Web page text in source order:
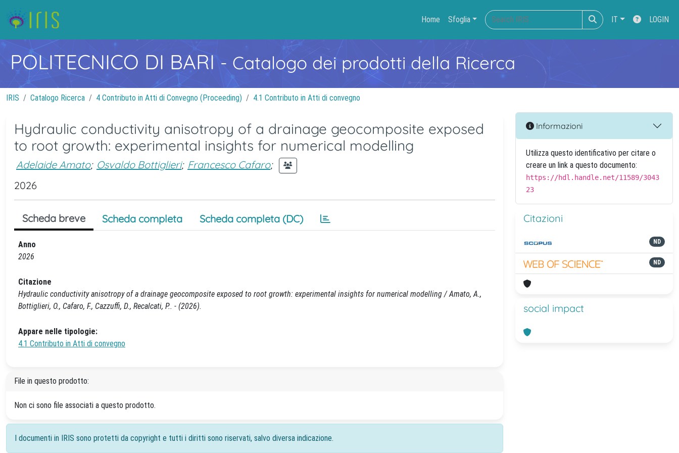
Home Sfoglia IT LOGIN
POLITECNICO DI BARI- Catalogo dei prodotti della Ricerca
IRIS Catalogo Ricerca 4 Contributo in Atti di Convegno (Proceeding) 4.1 Contributo in Atti di convegno
Hydraulic conductivity anisotropy of a drainage geocomposite exposed
to root growth: experimental insights for numerical modelling
Adelaide Amato; Osvaldo Bottiglieri; Francesco Cafaro;
2026
Scheda breve Scheda completa Scheda completa (DC)
Anno
2026
Citazione
Hydraulic conductivity anisotropy of a drainage geocomposite exposed to root growth: experimental insights for numerical modelling / Amato, A.,
Bottiglieri, O., Cafaro, F., Cazzuffi, D., Recalcati, P.. - (2026).
Appare nelle tipologie:
4.1 Contributo in Atti di convegno
File in questo prodotto:
Non ci sono file associati a questo prodotto.
I documenti in IRIS sono protetti da copyright e tutti i diritti sono riservati, salvo diversa indicazione.
Informazioni
Utilizza questo identificativo per citare o
creare un link a questo documento:
https://hdl.handle.net/11589/3043
23
Citazioni
ND
ND
social impact